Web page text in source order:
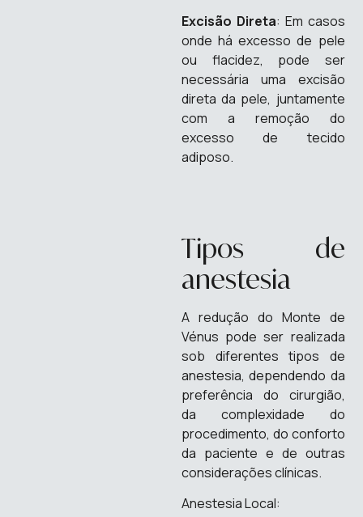
Excisão Direta: Em casos
onde há excesso de pele
ou flacidez, pode ser
necessária uma excisão
direta da pele, juntamente
com a remoção do
excesso de tecido
adiposo.
Tipos de
anestesia
A redução do Monte de
Vénus pode ser realizada
sob diferentes tipos de
anestesia, dependendo da
preferência do cirurgião,
da complexidade do
procedimento, do conforto
da paciente e de outras
considerações clínicas.
Anestesia Local: